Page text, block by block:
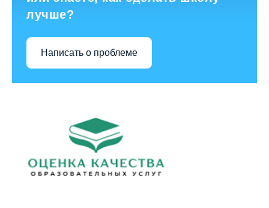
лучше?
Написать о проблеме